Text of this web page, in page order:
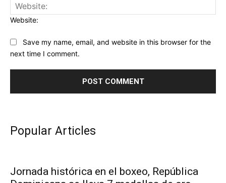
Website:
Save my name, email, and website in this browser for the
next time I comment.
Popular Articles
Jornada histórica en el boxeo, República